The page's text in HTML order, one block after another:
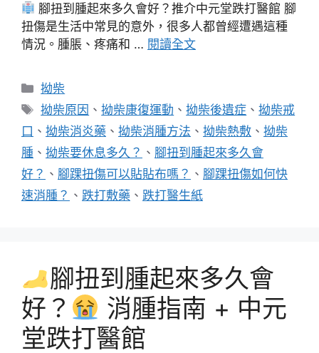
腳扭到腫起來多久會好？推介中元堂跌打醫館 腳
扭傷是生活中常見的意外，很多人都曾經遭遇這種
情況。腫脹、疼痛和 … 閱讀全文
分
類
拗柴
標
籤
拗柴原因 、拗柴康復運動 、拗柴後遺症 、拗柴戒
口 、 拗柴消炎藥 、 拗柴消腫方法 、 拗柴熱敷 、 拗柴
腫 、 拗柴要休息多久？ 、 腳扭到腫起來多久會
好？ 、 腳踝扭傷可以貼貼布嗎？ 、 腳踝扭傷如何快
速消腫？ 、 跌打敷藥 、 跌打醫生紙
腳扭到腫起來多久會
好？
消腫指南 + 中元
堂跌打醫館